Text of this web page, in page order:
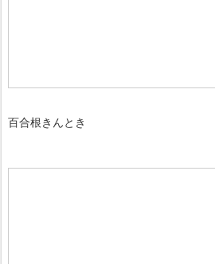
百合根きんとき